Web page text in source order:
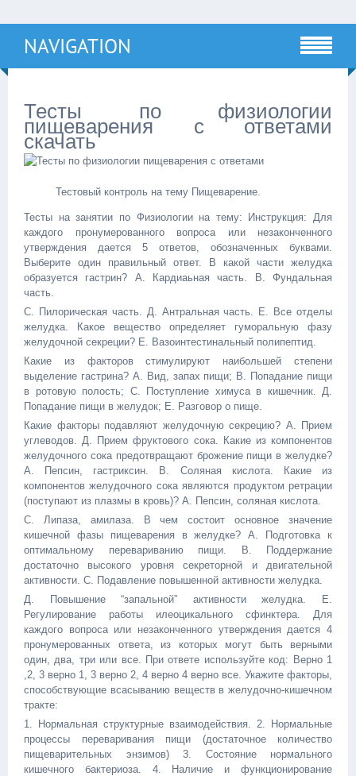
NAVIGATION
Тесты по физиологии
пищеварения с ответами
скачать
Тестовый контроль на тему Пищеварение.
Тесты на занятии по Физиологии на тему: Инструкция: Для
каждого пронумерованного вопроса или незаконченного
утверждения дается 5 ответов, обозначенных буквами.
Выберите один правильный ответ. В какой части желудка
образуется гастрин? А. Кардиаьная часть. В. Фундальная
часть.
С. Пилорическая часть. Д. Антральная часть. Е. Все отделы
желудка. Какое вещество определяет гуморальную фазу
желудочной секреции? Е. Вазоинтестинальный полипептид.
Какие из факторов стимулируют наибольшей степени
выделение гастрина? А. Вид, запах пищи; В. Попадание пищи
в ротовую полость; С. Поступление химуса в кишечник. Д.
Попадание пищи в желудок; Е. Разговор о пище.
Какие факторы подавляют желудочную секрецию? А. Прием
углеводов. Д. Прием фруктового сока. Какие из компонентов
желудочного сока предотвращают брожение пищи в желудке?
А. Пепсин, гастриксин. В. Соляная кислота. Какие из
компонентов желудочного сока являются продуктом ретрации
(поступают из плазмы в кровь)? А. Пепсин, соляная кислота.
С. Липаза, амилаза. В чем состоит основное значение
кишечной фазы пищеварения в желудке? А. Подготовка к
оптимальному перевариванию пищи. В. Поддержание
достаточно высокого уровня секреторной и двигательной
активности. С. Подавление повышенной активности желудка.
Д. Повышение “запальной” активности желудка. Е.
Регулирование работы илеоцикального сфинктера. Для
каждого вопроса или незаконченного утверждения дается 4
пронумерованных ответа, из которых могут быть верными
один, два, три или все. При ответе используйте код: Верно 1
,2, 3 верно 1, 3 верно 2, 4 верно 4 верно все. Укажите факторы,
способствующие всасыванию веществ в желудочно-кишечном
тракте:
1. Нормальная структурные взаимодействия. 2. Нормальные
процессы переваривания пищи (достаточное количество
пищеварительных энзимов) 3. Состояние нормального
кишечного бактериоза. 4. Наличие и функционирование